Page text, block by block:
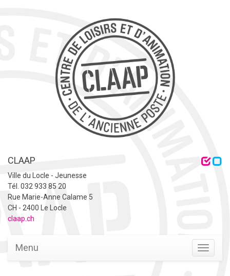
CLAAP
Ville du Locle - Jeunesse
Tél. 032 933 85 20
Rue Marie-Anne Calame 5
CH - 2400 Le Locle
claap.ch
Menu